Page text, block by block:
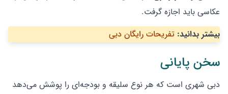
عکاسی باید اجازه گرفت.
بیشتر بدانید: تفریحات رایگان دبی
سخن پایانی
دبی شهری است که هر نوع سلیقه و بودجه‌ای را پوشش می‌دهد